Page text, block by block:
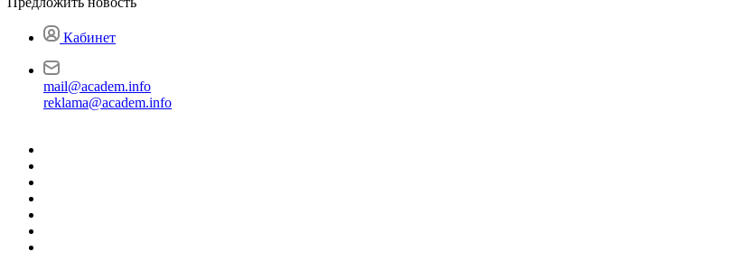
Кабинет
mail@academ.info
reklama@academ.info